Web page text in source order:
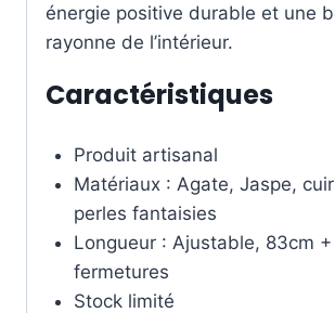
énergie positive durable et une
rayonne de l’intérieur.
Caractéristiques
Produit artisanal
Matériaux : Agate, Jaspe,
perles fantaisies
Longueur : Ajustable, 83cm
fermetures
Stock limité